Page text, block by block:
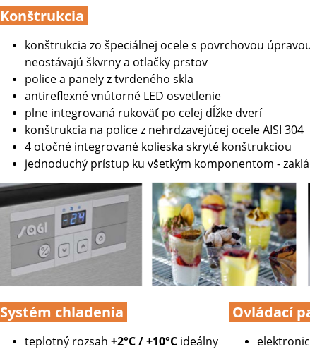
Konštrukcia
konštrukcia zo špeciálnej ocele s povrchovou
neostávajú škvrny a otlačky prstov
police a panely z tvrdeného skla
antireflexné vnútorné LED osvetlenie
plne integrovaná rukoväť po celej dĺžke dverí
konštrukcia na police z nehrdzavejúcej ocele AISI 304
4 otočné integrované kolieska skryté konštrukciou
jednoduchý prístup ku všetkým komponentom -
Systém chladenia
teplotný rozsah+2°C / +10°C ideálny
Ovládací